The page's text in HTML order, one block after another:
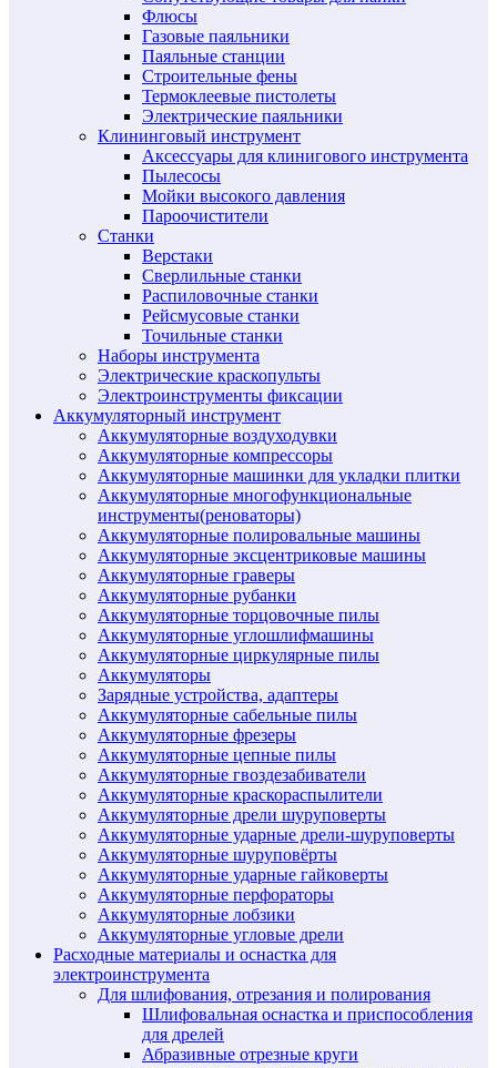
Флюсы
Газовые паяльники
Паяльные станции
Строительные фены
Термоклеевые пистолеты
Электрические паяльники
Клининговый инструмент
Аксессуары для клинигового инструмента
Пылесосы
Мойки высокого давления
Пароочистители
Станки
Верстаки
Сверлильные станки
Распиловочные станки
Рейсмусовые станки
Точильные станки
Наборы инструмента
Электрические краскопульты
Электроинструменты фиксации
Аккумуляторный инструмент
Аккумуляторные воздуходувки
Аккумуляторные компрессоры
Аккумуляторные машинки для укладки плитки
Аккумуляторные многофункциональные
инструменты(реноваторы)
Аккумуляторные полировальные машины
Аккумуляторные эксцентриковые машины
Аккумуляторные граверы
Аккумуляторные рубанки
Аккумуляторные торцовочные пилы
Аккумуляторные углошлифмашины
Аккумуляторные циркулярные пилы
Аккумуляторы
Зарядные устройства, адаптеры
Аккумуляторные сабельные пилы
Аккумуляторные фрезеры
Аккумуляторные цепные пилы
Аккумуляторные гвоздезабиватели
Аккумуляторные краскораспылители
Аккумуляторные дрели шуруповерты
Аккумуляторные ударные дрели-шуруповерты
Аккумуляторные шуруповёрты
Аккумуляторные ударные гайковерты
Аккумуляторные перфораторы
Аккумуляторные лобзики
Аккумуляторные угловые дрели
Расходные материалы и оснастка для
электроинструмента
Для шлифования, отрезания и полирования
Шлифовальная оснастка и приспособления
для дрелей
Абразивные отрезные круги